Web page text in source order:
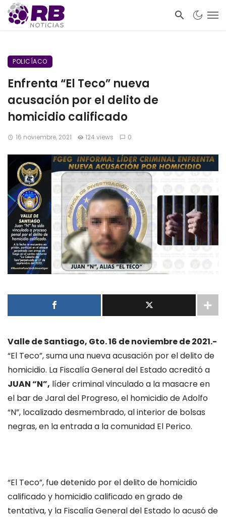
POLICÍACO
Enfrenta “El Teco” nueva
acusación por el delito de
homicidio calificado
16 noviembre, 2021 124 views 0
Valle de Santiago, Gto. 16 de noviembre de 2021.-
“El Teco”, suma una nueva acusación por el delito de
homicidio. La Fiscalía General del Estado acreditó a
JUAN “N”, líder criminal vinculado a la masacre en
el bar de Jaral del Progreso, el homicidio de Adolfo
“N”, localizado desmembrado, al interior de bolsas
negras, en la entrada a la comunidad El Perico.
“El Teco”, fue detenido por el delito de homicidio
calificado y homicidio calificado en grado de
tentativa, y la Fiscalía General del Estado lo acusó de